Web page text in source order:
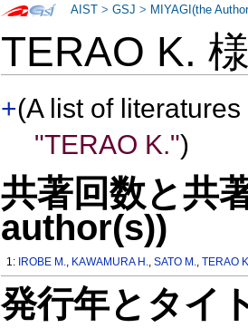
TERAO K.
+(A list of
"TERAO K.")
共著回数と共
author(s))
1: IROBE M., KAWAMURA H.,SATO M.,TERAO
発行年とタイ
AIST >GSJ > MIYAGI(the